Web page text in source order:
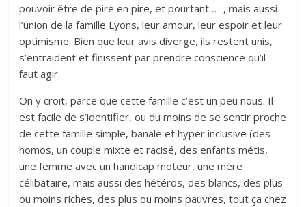
pouvoir être de pire en pire, et pourtant… -, mais aussi
l’union de la famille Lyons, leur amour, leur espoir et leur
optimisme. Bien que leur avis diverge, ils restent unis,
s’entraident et finissent par prendre conscience qu’il
faut agir.
On y croit, parce que cette famille c’est un peu nous. Il
est facile de s’identifier, ou du moins de se sentir proche
de cette famille simple, banale et hyper inclusive (des
homos, un couple mixte et racisé, des enfants métis,
une femme avec un handicap moteur, une mère
célibataire, mais aussi des hétéros, des blancs, des plus
ou moins riches, des plus ou moins pauvres, tout ça chez